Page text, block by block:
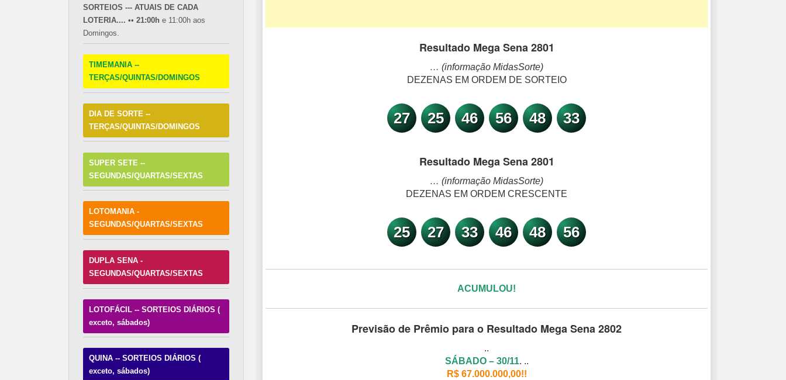
Resultado Mega Sena 2801
… (informação MidasSorte)
DEZENAS EM ORDEM DE SORTEIO
27 25 46 56 48 33
Resultado Mega Sena 2801
… (informação MidasSorte)
DEZENAS EM ORDEM CRESCENTE
25 27 33 46 48 56
ACUMULOU!
Previsão de Prêmio para o Resultado Mega Sena 2802
..
SÁBADO – 30/11. ..
R$ 67.000.000,00!!
SORTEIOS --- ATUAIS DE CADA
LOTERIA.... •• 21:00h e 11:00h aos
Domingos.
TIMEMANIA --
TERÇAS/QUINTAS/DOMINGOS
DIA DE SORTE --
TERÇAS/QUINTAS/DOMINGOS
SUPER SETE --
SEGUNDAS/QUARTAS/SEXTAS
LOTOMANIA -
SEGUNDAS/QUARTAS/SEXTAS
DUPLA SENA -
SEGUNDAS/QUARTAS/SEXTAS
LOTOFÁCIL -- SORTEIOS DIÁRIOS (
exceto, sábados)
QUINA -- SORTEIOS DIÁRIOS (
exceto, sábados)